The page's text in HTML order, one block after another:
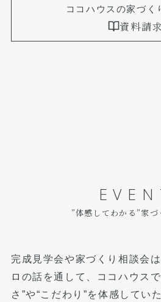
ココハウスの家づく
資料請求
”体感してわかる”家づ
完成見学会や家づくり相談会
ロの話を通して、
ココハウス
さ”や“こだわり”を体感してい